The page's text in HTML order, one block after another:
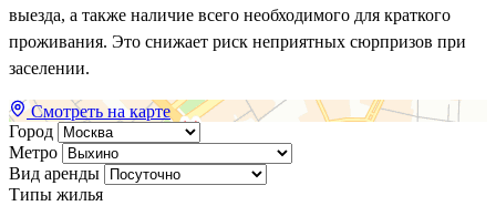
выезда, а также наличие всего необходимого для краткого
проживания. Это снижает риск неприятных сюрпризов при
заселении.
Смотреть на карте
Город
Метро
Вид аренды
Типы жилья